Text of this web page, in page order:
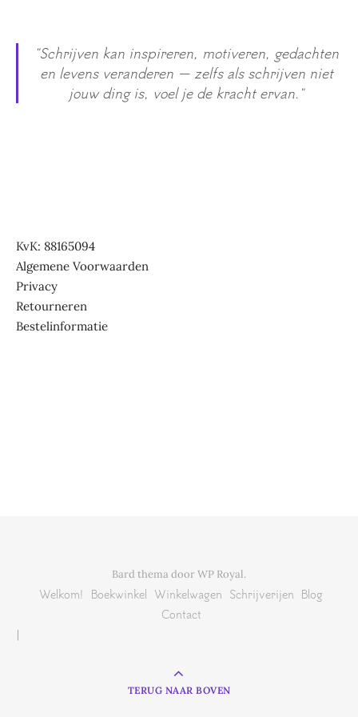
"Schrijven kan inspireren, motiveren, gedachten
en levens veranderen — zelfs als schrijven niet
jouw ding is, voel je de kracht ervan."
KvK: 88165094
Algemene Voorwaarden
Privacy
Retourneren
Bestelinformatie
Bard thema doorWP Royal.
Welkom! Boekwinkel Winkelwagen Schrijverijen Blog
Contact
TERUG NAAR BOVEN